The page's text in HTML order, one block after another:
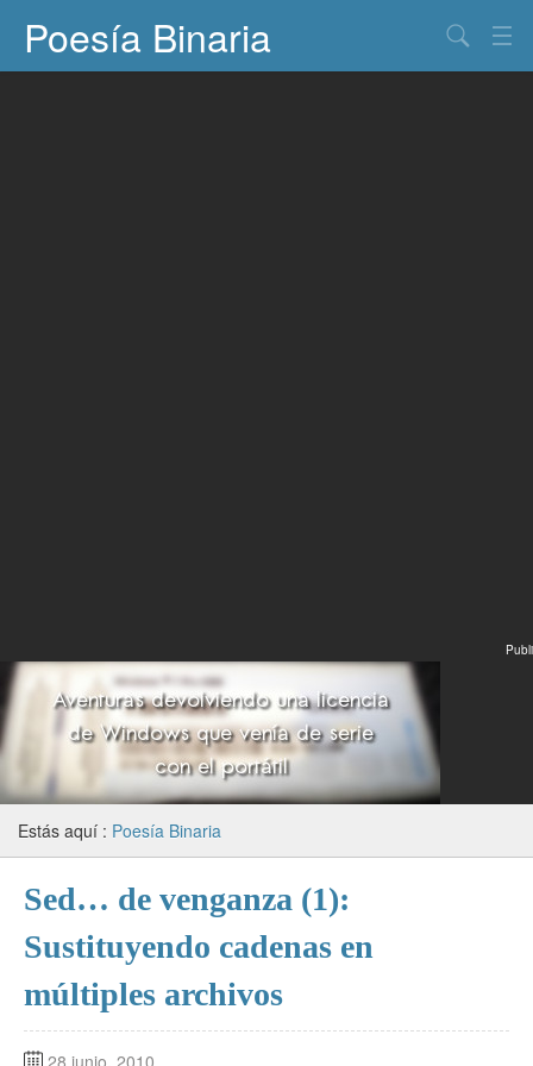
Poesía Binaria
Publi
Estás aquí : Poesía Binaria
Sed… de venganza (1):
Sustituyendo cadenas en
múltiples archivos